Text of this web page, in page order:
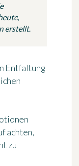
erstellt.
Entfaltung
achten,
zu